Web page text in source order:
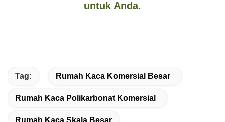
untuk Anda.
Tag: Rumah Kaca Komersial Besar
Rumah Kaca Polikarbonat Komersial